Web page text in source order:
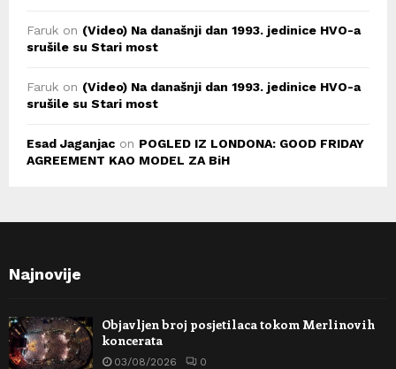
Faruk on (Video) Na današnji dan 1993. jedinice HVO-a
srušile su Stari most
Faruk on (Video) Na današnji dan 1993. jedinice HVO-a
srušile su Stari most
Esad Jaganjac on POGLED IZ LONDONA: GOOD FRIDAY
AGREEMENT KAO MODEL ZA BiH
Najnovije
Objavljen broj posjetilaca tokom Merlinovih
koncerata
03/08/2026 0